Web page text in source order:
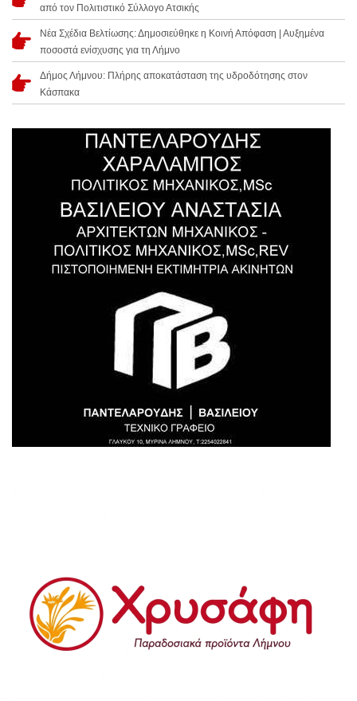
από τον Πολιτιστικό Σύλλογο Ατσικής
Νέα Σχέδια Βελτίωσης: Δημοσιεύθηκε η Κοινή Απόφαση | Αυξημένα
ποσοστά ενίσχυσης για τη Λήμνο
Δήμος Λήμνου: Πλήρης αποκατάσταση της υδροδότησης στον
Κάσπακα